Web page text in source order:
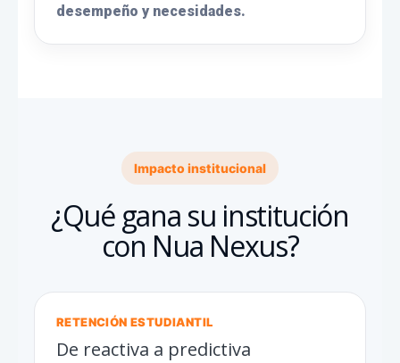
desempeño y necesidades.
Impacto institucional
¿Qué gana su institución
con Nua Nexus?
RETENCIÓN ESTUDIANTIL
De reactiva a predictiva